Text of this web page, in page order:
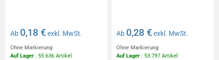
Ab 0,18 €exkl. MwSt.
Ohne Markierung
Auf Lager : 55 636 Artikel
Ab 0,28 €exkl. MwSt.
Ohne Markierung
Auf Lager : 53 797 Artikel